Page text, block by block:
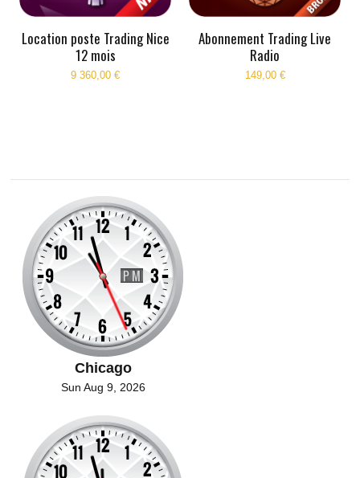
Location poste Trading Nice
12 mois
9 360,00 €
Abonnement Trading Live
Radio
149,00 €
Chicago
Sun Aug 9, 2026